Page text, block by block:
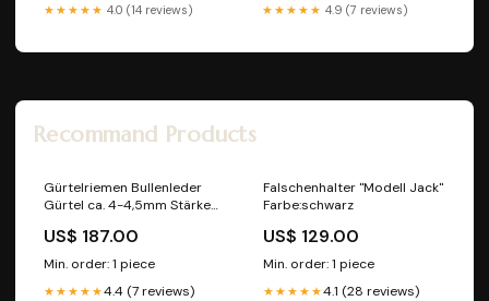
★★★★★ 4.0 (14 reviews) ★★★★★ 4.9 (7 reviews)
Recommand Products
Gürtelriemen Bullenleder
Gürtel ca. 4-4,5mm Stärke
oder Messing versilbert
US$ 187.00
Min. order: 1 piece
★★★★★4.4 (7 reviews)
Falschenhalter "Modell Jack"
Farbe:schwarz
US$ 129.00
Min. order: 1 piece
★★★★★4.1 (28 reviews)